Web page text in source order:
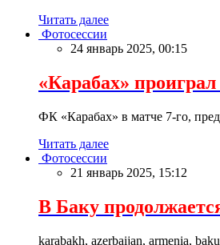
Читать далее
Фотосессии
24 январь 2025, 00:15
«Карабах»
ФК «Карабах» в матче 7-го,
Читать далее
Фотосессии
21 январь 2025, 15:12
В Баку
karabakh, azerbaijan, armenia,